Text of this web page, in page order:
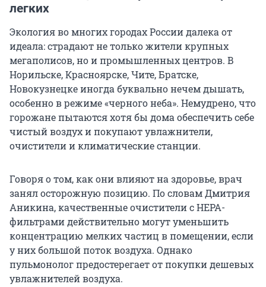
легких
Экология во многих городах России далека от
идеала: страдают не только жители крупных
мегаполисов, но и промышленных центров. В
Норильске, Красноярске, Чите, Братске,
Новокузнецке иногда буквально нечем дышать,
особенно в режиме «черного неба». Немудрено, что
горожане пытаются хотя бы дома обеспечить себе
чистый воздух и покупают увлажнители,
очистители и климатические станции.
Говоря о том, как они влияют на здоровье, врач
занял осторожную позицию. По словам Дмитрия
Аникина, качественные очистители с HEPA-
фильтрами действительно могут уменьшить
концентрацию мелких частиц в помещении, если
у них большой поток воздуха. Однако
пульмонолог предостерегает от покупки дешевых
увлажнителей воздуха.